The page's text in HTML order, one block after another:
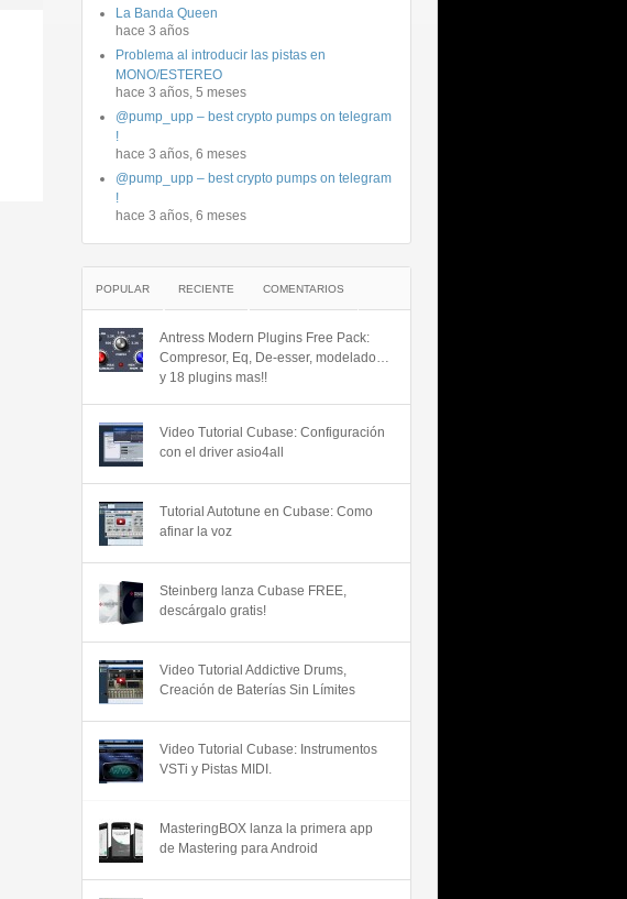
La Banda Queen
hace 3 años
Problema al introducir las pistas en
MONO/ESTEREO
hace 3 años, 5 meses
@pump_upp – best crypto pumps on telegram
!
hace 3 años, 6 meses
@pump_upp – best crypto pumps on telegram
!
hace 3 años, 6 meses
POPULAR RECIENTE COMENTARIOS
Antress Modern Plugins Free Pack:
Compresor, Eq, De-esser, modelado…
y 18 plugins mas!!
Video Tutorial Cubase: Configuración
con el driver asio4all
Tutorial Autotune en Cubase: Como
afinar la voz
Steinberg lanza Cubase FREE,
descárgalo gratis!
Video Tutorial Addictive Drums,
Creación de Baterías Sin Límites
Video Tutorial Cubase: Instrumentos
VSTi y Pistas MIDI.
MasteringBOX lanza la primera app
de Mastering para Android